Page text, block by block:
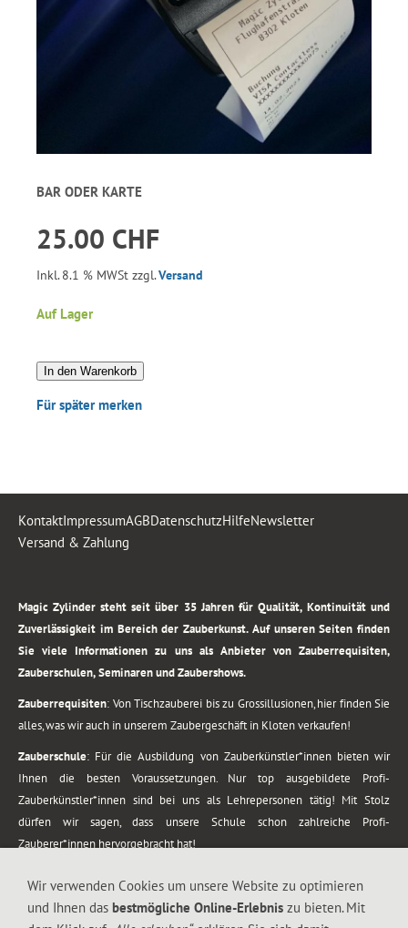
BAR ODER KARTE
25.00 CHF
Inkl. 8.1 % MWSt zzgl.Versand
Auf Lager
In den Warenkorb
Für später merken
KontaktImpressumAGBDatenschutzHilfeNewsletter
Versand & Zahlung
Magic Zylinder steht seit über 35 Jahren für Qualität, Kontinuität und
Zuverlässigkeit im Bereich der Zauberkunst. Auf unseren Seiten finden
Sie viele Informationen zu uns als Anbieter von Zauberrequisiten,
Zauberschulen, Seminaren und Zaubershows.
Zauberrequisiten: Von Tischzauberei bis zu Grossillusionen, hier finden Sie
alles, was wir auch in unserem Zaubergeschäft in Kloten verkaufen!
Zauberschule: Für die Ausbildung von Zauberkünstler*innen bieten wir
Ihnen die besten Voraussetzungen. Nur top ausgebildete Profi-
Zauberkünstler*innen sind bei uns als Lehrepersonen tätig! Mit Stolz
dürfen wir sagen, dass unsere Schule schon zahlreiche Profi-
Zauberer*innen hervorgebracht hat!
vom Kinderprogramm bis zur Tischzauberei. Lassen Sie sich faszinieren von
meiner Zauber-Sprech-Show, angerührt mit sprachlichen Sequenzen,
Wir verwenden Cookies um unsere Website zu optimieren
und Ihnen das bestmögliche Online-Erlebnis zu bieten. Mit